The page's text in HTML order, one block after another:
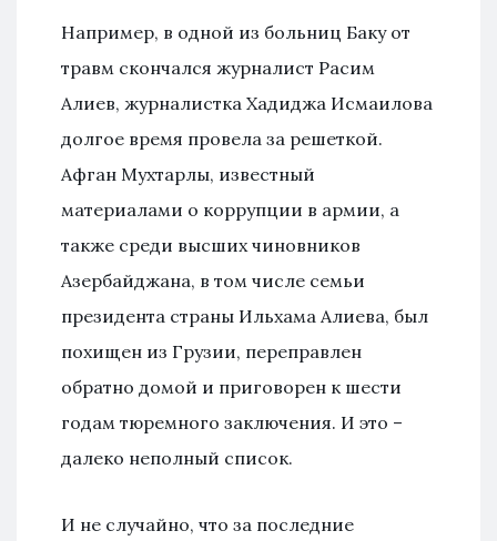
Например, в одной из больниц Баку от
травм скончался журналист Расим
Алиев, журналистка Хадиджа Исмаилова
долгое время провела за решеткой.
Афган Мухтарлы, известный
материалами о коррупции в армии, а
также среди высших чиновников
Азербайджана, в том числе семьи
президента страны Ильхама Алиева, был
похищен из Грузии, переправлен
обратно домой и приговорен к шести
годам тюремного заключения. И это –
далеко неполный список.
И не случайно, что за последние